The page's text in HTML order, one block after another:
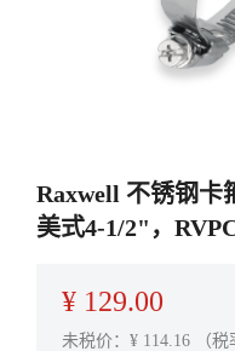
Raxwell 不锈钢卡
美式4-1/2"，
¥ 129.00
未税价：¥ 114.16 （税